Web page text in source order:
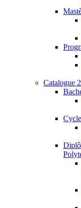
Catalogue